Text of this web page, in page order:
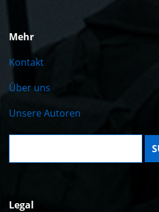
Mehr
Kontakt
Über uns
Unsere Autoren
Suche:
Legal